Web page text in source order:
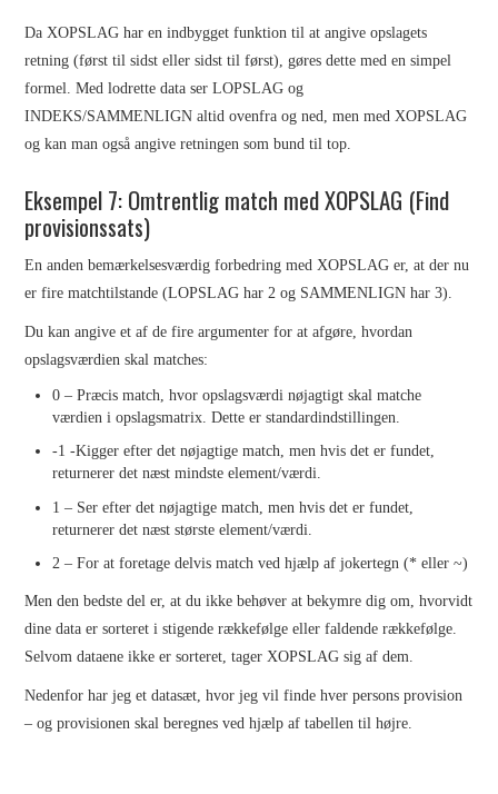
Da XOPSLAG har en indbygget funktion til at angive opslagets
retning (først til sidst eller sidst til først), gøres dette med en simpel
formel. Med lodrette data ser LOPSLAG og
INDEKS/SAMMENLIGN altid ovenfra og ned, men med XOPSLAG
og kan man også angive retningen som bund til top.
Eksempel 7: Omtrentlig match med XOPSLAG (Find
provisionssats)
En anden bemærkelsesværdig forbedring med XOPSLAG er, at der nu
er fire matchtilstande (LOPSLAG har 2 og SAMMENLIGN har 3).
Du kan angive et af de fire argumenter for at afgøre, hvordan
opslagsværdien skal matches:
0 – Præcis match, hvor opslagsværdi nøjagtigt skal matche
værdien i opslagsmatrix. Dette er standardindstillingen.
-1 -Kigger efter det nøjagtige match, men hvis det er fundet,
returnerer det næst mindste element/værdi.
1 – Ser efter det nøjagtige match, men hvis det er fundet,
returnerer det næst største element/værdi.
2 – For at foretage delvis match ved hjælp af jokertegn (* eller ~)
Men den bedste del er, at du ikke behøver at bekymre dig om, hvorvidt
dine data er sorteret i stigende rækkefølge eller faldende rækkefølge.
Selvom dataene ikke er sorteret, tager XOPSLAG sig af dem.
Nedenfor har jeg et datasæt, hvor jeg vil finde hver persons provision
– og provisionen skal beregnes ved hjælp af tabellen til højre.